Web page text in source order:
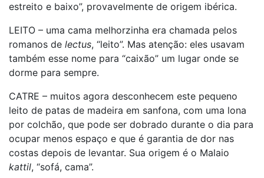
estreito e baixo”, provavelmente de origem ibérica.
LEITO – uma cama melhorzinha era chamada pelos
romanos de lectus, “leito”. Mas atenção: eles usavam
também esse nome para “caixão” um lugar onde se
dorme para sempre.
CATRE – muitos agora desconhecem este pequeno
leito de patas de madeira em sanfona, com uma lona
por colchão, que pode ser dobrado durante o dia para
ocupar menos espaço e que é garantia de dor nas
costas depois de levantar. Sua origem é o Malaio
kattil, “sofá, cama”.